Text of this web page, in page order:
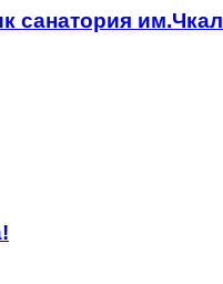
санатория